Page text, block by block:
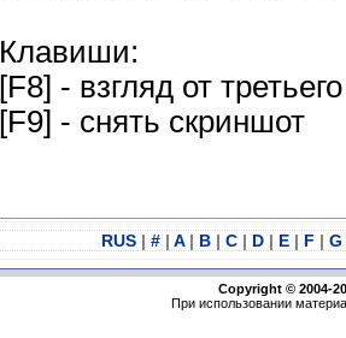
Клавиши:
[F8] - взгляд от
[F9] - снять скриншот
RUS | # | A | B | C | D | E | F |
Copyright © 2004-
При использовании